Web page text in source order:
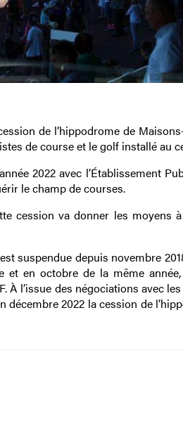
de l’hippodrome de
de course et le golf installé au
2022 avec l’Établissement
le champ de courses.
cession va donner les moyens
suspendue depuis novembre
en octobre de la même
À l’issue des négociations avec
2022 la cession de